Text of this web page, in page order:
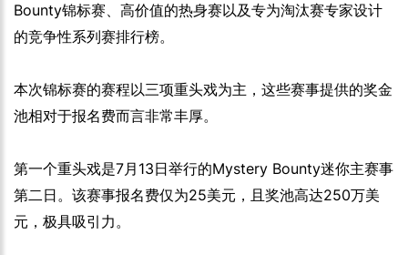
Bounty锦标赛、高价值的热身赛以及专为淘汰赛专家设计
的竞争性系列赛排行榜。
本次锦标赛的赛程以三项重头戏为主，这些赛事提供的奖金
池相对于报名费而言非常丰厚。
第一个重头戏是7月13日举行的Mystery Bounty迷你主赛事
第二日。该赛事报名费仅为25美元，且奖池高达250万美
元，极具吸引力。